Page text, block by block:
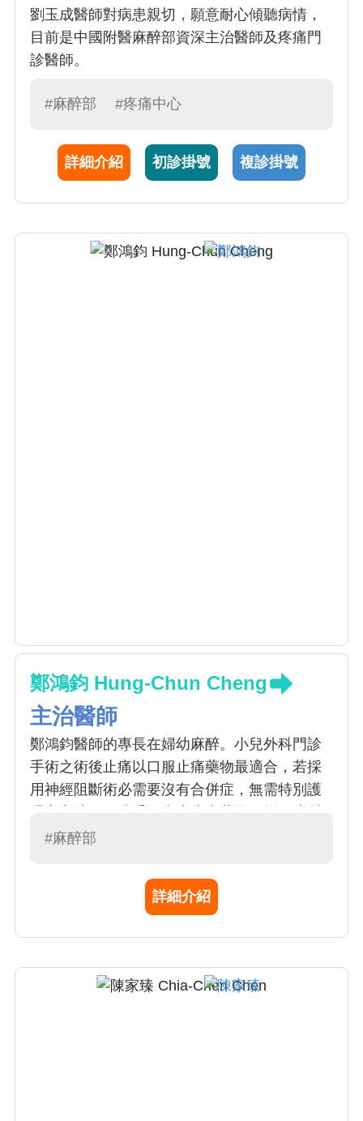
劉玉成醫師對病患親切，願意耐心傾聽病情，
目前是中國附醫麻醉部資深主治醫師及疼痛門
診醫師。
#麻醉部 #疼痛中心
詳細介紹 初診掛號 複診掛號
鄭鴻鈞 Hung-Chun Cheng
主治醫師
鄭鴻鈞醫師的專長在婦幼麻醉。小兒外科門診
手術之術後止痛以口服止痛藥物最適合，若採
用神經阻斷術必需要沒有合併症，無需特別護
法給予 。 鄭醫師在 1) 本院婦科﹑產科﹑小兒
業分科新生兒麻醉作業；3) 支援本院小兒急救
﹑小兒部相關業務及重症醫療作業等都有豐富
#麻醉部
詳細介紹